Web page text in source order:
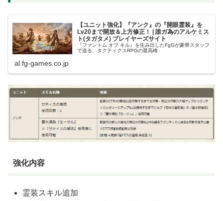
【ユニット強化】『アンク』の『開眼霊装』を
Lv20まで開放＆上方修正！ | 誰ガ為のアルケミス
ト(タガタメ) プレイヤーズサイト
『ファントム オブ キル』を生み出したFgGが豪華スタッフ
で送る、タクティクスRPGの最高峰
al.fg-games.co.jp
強化内容
霊装スキル追加